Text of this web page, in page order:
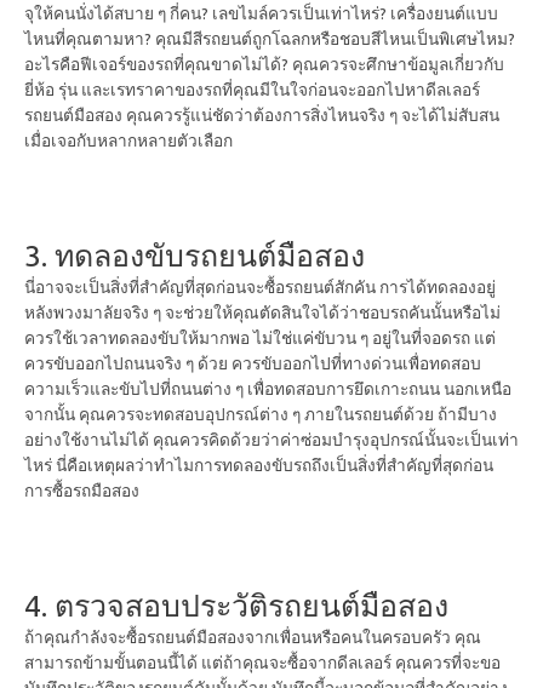
จุให้คนนั่งได้สบาย ๆ กี่คน? เลขไมล์ควรเป็นเท่าไหร่? เครื่องยนต์แบบ
ไหนที่คุณตามหา? คุณมีสีรถยนต์ถูกโฉลกหรือชอบสีไหนเป็นพิเศษไหม?
อะไรคือฟีเจอร์ของรถที่คุณขาดไม่ได้? คุณควรจะศึกษาข้อมูลเกี่ยวกับ
ยี่ห้อ รุ่น และเรทราคาของรถที่คุณมีในใจก่อนจะออกไปหาดีลเลอร์
รถยนต์มือสอง คุณควรรู้แน่ชัดว่าต้องการสิ่งไหนจริง ๆ จะได้ไม่สับสน
เมื่อเจอกับหลากหลายตัวเลือก
3. ทดลองขับรถยนต์มือสอง
นี่อาจจะเป็นสิ่งที่สำคัญที่สุดก่อนจะซื้อรถยนต์สักคัน การได้ทดลองอยู่
หลังพวงมาลัยจริง ๆ จะช่วยให้คุณตัดสินใจได้ว่าชอบรถคันนั้นหรือไม่
ควรใช้เวลาทดลองขับให้มากพอ ไม่ใช่แค่ขับวน ๆ อยู่ในที่จอดรถ แต่
ควรขับออกไปถนนจริง ๆ ด้วย ควรขับออกไปที่ทางด่วนเพื่อทดสอบ
ความเร็วและขับไปที่ถนนต่าง ๆ เพื่อทดสอบการยึดเกาะถนน นอกเหนือ
จากนั้น คุณควรจะทดสอบอุปกรณ์ต่าง ๆ ภายในรถยนต์ด้วย ถ้ามีบาง
อย่างใช้งานไม่ได้ คุณควรคิดด้วยว่าค่าซ่อมบำรุงอุปกรณ์นั้นจะเป็นเท่า
ไหร่ นี่คือเหตุผลว่าทำไมการทดลองขับรถถึงเป็นสิ่งที่สำคัญที่สุดก่อน
การซื้อรถมือสอง
4. ตรวจสอบประวัติรถยนต์มือสอง
ถ้าคุณกำลังจะซื้อรถยนต์มือสองจากเพื่อนหรือคนในครอบครัว คุณ
สามารถข้ามขั้นตอนนี้ได้ แต่ถ้าคุณจะซื้อจากดีลเลอร์ คุณควรที่จะขอ